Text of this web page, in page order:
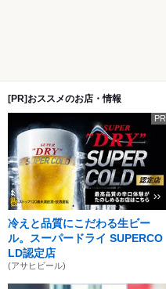
[PR]おススメのお店・情報
PR
冷えと品質にこだわる生ビー
ル。スーパードライ SUPERCO
LD認定店
(アサヒビール)